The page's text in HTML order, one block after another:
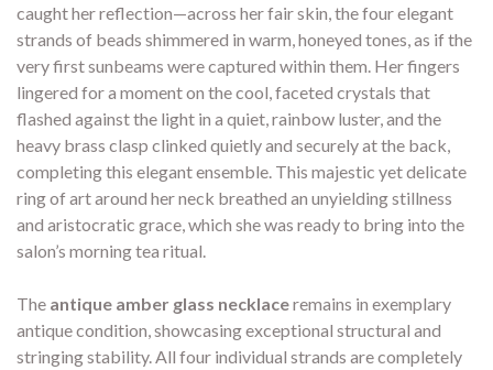
caught her reflection—across her fair skin, the four elegant
strands of beads shimmered in warm, honeyed tones, as if the
very first sunbeams were captured within them. Her fingers
lingered for a moment on the cool, faceted crystals that
flashed against the light in a quiet, rainbow luster, and the
heavy brass clasp clinked quietly and securely at the back,
completing this elegant ensemble. This majestic yet delicate
ring of art around her neck breathed an unyielding stillness
and aristocratic grace, which she was ready to bring into the
salon’s morning tea ritual.
The antique amber glass necklaceremains in exemplary
antique condition, showcasing exceptional structural and
stringing stability. All four individual strands are completely